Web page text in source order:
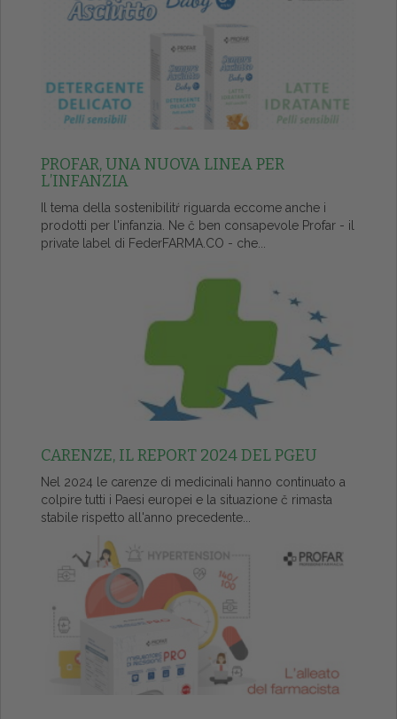
PROFAR, UNA NUOVA LINEA PER
L’INFANZIA
Il tema della sostenibilitŕ riguarda eccome anche i
prodotti per l'infanzia. Ne č ben consapevole Profar - il
private label di FederFARMA.CO - che...
CARENZE, IL REPORT 2024 DEL PGEU
Nel 2024 le carenze di medicinali hanno continuato a
colpire tutti i Paesi europei e la situazione č rimasta
stabile rispetto all'anno precedente...